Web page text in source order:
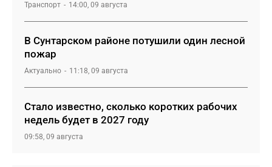
Транспорт 14:00, 09 августа
В Сунтарском районе потушили один лесной
пожар
Актуально 11:18, 09 августа
Стало известно, сколько коротких рабочих
недель будет в 2027 году
09:58, 09 августа